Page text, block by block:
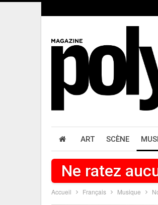
ART SCÈNE
Ne ratez
Accueil Français Musique